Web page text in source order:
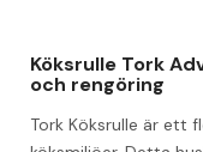
Köksrulle Tork
och rengöring
Tork Köksrulle är ett